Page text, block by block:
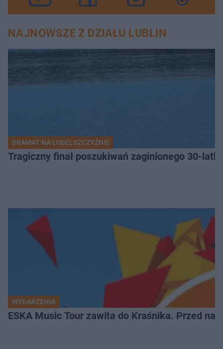
NAJNOWSZE Z DZIAŁU LUBLIN
DRAMAT NA LUBELSZCZYŹNIE
Tragiczny finał poszukiwań zaginionego 30-
WYDARZENIA
ESKA Music Tour zawita do Kraśnika. Przed